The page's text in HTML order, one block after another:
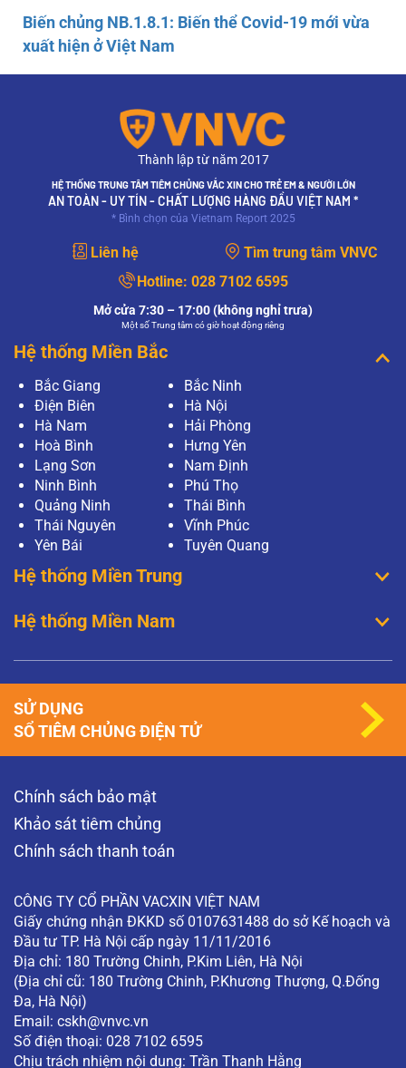
Biến chủng NB.1.8.1: Biến thể Covid-19 mới vừa
xuất hiện ở Việt Nam
Thành lập từ năm 2017
HỆ THỐNG TRUNG TÂM TIÊM CHỦNG VẮC XIN CHO TRẺ EM & NGƯỜI LỚN
AN TOÀN - UY TÍN - CHẤT LƯỢNG HÀNG ĐẦU VIỆT NAM *
* Bình chọn của Vietnam Report 2025
Liên hệ
Tìm trung tâm VNVC
Hotline: 028 7102 6595
Mở cửa 7:30 – 17:00 (không nghỉ trưa)
Một số Trung tâm có giờ hoạt động riêng
Hệ thống Miền Bắc
Bắc Giang
Bắc Ninh
Điện Biên
Hà Nội
Hà Nam
Hải Phòng
Hoà Bình
Hưng Yên
Lạng Sơn
Nam Định
Ninh Bình
Phú Thọ
Quảng Ninh
Thái Bình
Thái Nguyên
Vĩnh Phúc
Yên Bái
Tuyên Quang
Hệ thống Miền Trung
Hệ thống Miền Nam
Chính sách bảo mật
Khảo sát tiêm chủng
Chính sách thanh toán
CÔNG TY CỔ PHẦN VACXIN VIỆT NAM
Giấy chứng nhận ĐKKD số 0107631488 do sở Kế hoạch và
Đầu tư TP. Hà Nội cấp ngày 11/11/2016
Địa chỉ: 180 Trường Chinh, P.Kim Liên, Hà Nội
(Địa chỉ cũ: 180 Trường Chinh, P.Khương Thượng, Q.Đống
Đa, Hà Nội)
Email: cskh@vnvc.vn
Số điện thoại: 028 7102 6595
Chịu trách nhiệm nội dung: Trần Thanh Hằng
SỬ DỤNG
SỔ TIÊM CHỦNG ĐIỆN TỬ